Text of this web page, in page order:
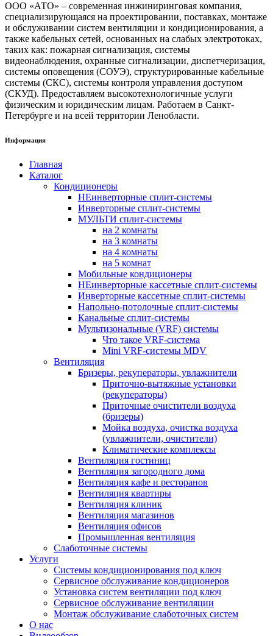
ООО «АТО» – современная инжиниринговая компания,
специализирующаяся на проектировании, поставках, монтаже
и обслуживании систем вентиляции и кондиционирования, а
также кабельных сетей, основанных на слабых электротоках,
таких как: пожарная сигнализация, системы
видеонаблюдения, охранные сигнализации, диспетчеризация,
системы оповещения (СОУЭ), структурированные кабельные
системы (СКС), системы контроля управления доступом
(СКУД). Предоставляем высокотехнологичные услуги
физическим и юридическим лицам. Работаем в Санкт-
Петербурге и на всей территории Ленобласти.
Информация
Главная
Каталог
Кондиционеры
НЕинверторные сплит-системы
Инверторные сплит-системы
МУЛЬТИ сплит-системы
на 2 комнаты
на 3 комнаты
на 4 комнаты
на 5 комнат
Мобильные кондиционеры
НЕинверторные кассетные сплит-системы
Инверторные кассетные сплит-системы
Напольно-потолочные сплит-системы
Канальные сплит-системы
Мультизональные (VRF) системы
Что такое VRF-система
Mini VRF-системы MDV
Вентиляция
Бризеры, рекуператоры, увлажнители
Приточно-вытяжные установки
(рекуператоры)
Приточные очистители воздуха
(бризеры)
Мойка воздуха, очистка воздуха
(увлажнители, очистители)
Климатические комплексы
Вентиляция гостиниц
Вентиляция загородного дома
Вентиляция кафе и ресторанов
Вентиляция квартиры
Вентиляция клиник
Вентиляция магазинов
Вентиляция офисов
Промышленная вентиляция
Слаботочные системы
Услуги
Системы кондиционирования под ключ
Сервисное обслуживание кондиционеров
Установка систем вентиляции под ключ
Сервисное обслуживание вентиляции
Монтаж обслуживание слаботочных систем
О нас